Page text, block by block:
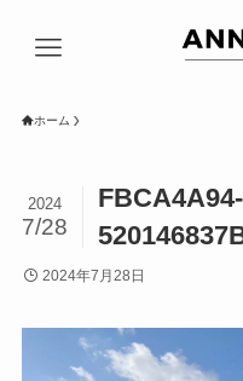
ホーム
2024
7/28
2024年7月28日